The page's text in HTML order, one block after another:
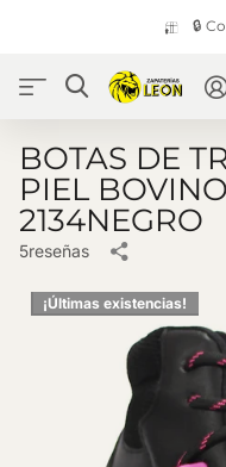
🔒
BOTAS DE
PIEL
2134NEGRO
5reseñas
¡Últimas existencias!